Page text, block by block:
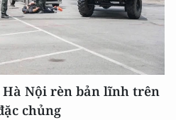
Hà Nội rèn bản lĩnh trên
chủng